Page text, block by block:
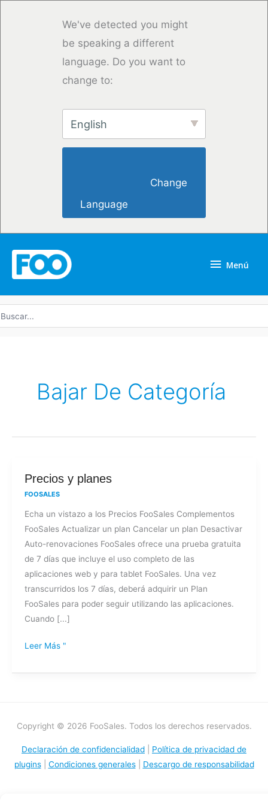
We've detected you might
be speaking a different
language. Do you want to
change to:
English
Language
Menú
Bajar De Categoría
Precios y planes
FOOSALES
Echa un vistazo a los Precios FooSales Complementos
FooSales Actualizar un plan Cancelar un plan Desactivar
Auto-renovaciones FooSales ofrece una prueba gratuita
de 7 días que incluye el uso completo de las
aplicaciones web y para tablet FooSales. Una vez
transcurridos los 7 días, deberá adquirir un Plan
FooSales para poder seguir utilizando las aplicaciones.
Cuando [...]
Precios
y
Leer Más "
Copyright © 2026 FooSales. Todos los derechos reservados.
Declaración de confidencialidad
Política de privacidad de
plugins| Condiciones generales| Descargo de responsabilidad